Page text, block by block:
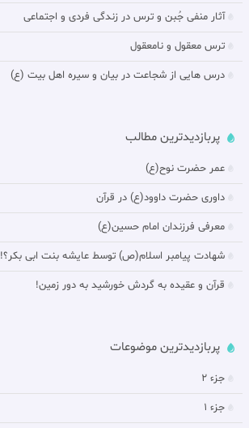
آثار منفى جُبن و ترس در زندگى فردى و اجتماعى‏
ترس معقول و نامعقول‏
درس هایی از شجاعت در بيان و سیره اهل بیت (ع)
پربازدیدترین مطالب
عمر حضرت نوح(ع)
داورى حضرت داوود(ع) در قرآن
معرفی فرزندان امام حسین(ع)
شهادت پیامبر اسلام(ص) توسط عایشه بنت ابی بکر؟!
قرآن و عقیده به گردش خورشيد به دور زمين!
پربازدیدترین موضوعات
جزء 2
جزء 1